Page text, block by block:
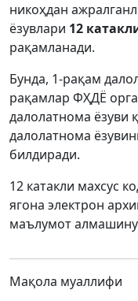
никоҳдан
ёзувлари 12
рақамланади.
Бунда, 1-рақам
рақамлар ФҲДЁ
далолатнома ёзуви
далолатнома
билдиради.
12 катакли махсус
ягона электрон
маълумот
Мақола муаллифи